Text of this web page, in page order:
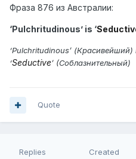
Фраза 876 из Австралии:
‘Pulchritudinous’ is ‘
‘Pulchritudinous’ (Красивейший)
‘Seductive’ (Cоблазнительный)
Quote
Replies Created